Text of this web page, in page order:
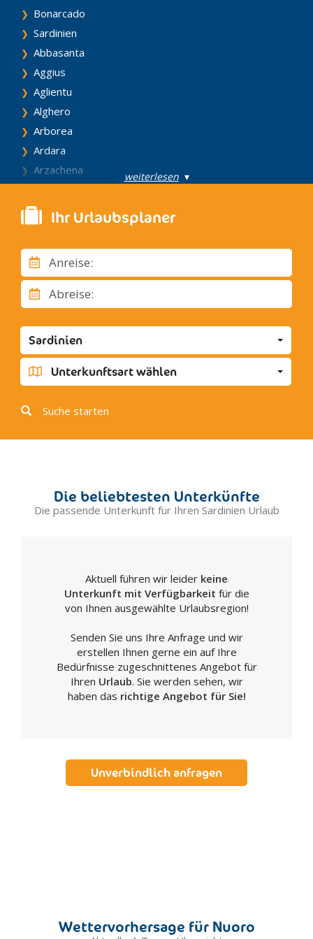
auch der berühmteste Likör Sardiniens: der Myrto, der auf
zwei verschiedene Arten hergestellt wird, was
Auswirkungen auf Farbe und Geschmack hat.
Bonarcado
Sardinien
Abbasanta
Aggius
Aglientu
Alghero
Arborea
Ardara
Arzachena
Barumini
Benetutti
Bonorva
Bosa
Budoni
Cagliari
Calasetta
Carbonia
Carloforte
Castelsardo
Codrongianos
Dolianova
Gavoi
Maddalena
Luogosanto
Macomer
Mamoiada
Palau
weiterlesen▾
Ihr Urlaubsplaner
Anreise:
Abreise:
Sardinien
Unterkunftsart wählen
Suche starten
Die beliebtesten Unterkünfte
Die passende Unterkunft für Ihren Sardinien Urlaub
Aktuell führen wir leider keine
Unterkunft mit Verfügbarkeit für die
von Ihnen ausgewählte Urlaubsregion!
Senden Sie uns Ihre Anfrage und wir
erstellen Ihnen gerne ein auf Ihre
Bedürfnisse zugeschnittenes Angebot für
Ihren Urlaub. Sie werden sehen, wir
haben das richtige Angebot für Sie!
Unverbindlich anfragen
Wettervorhersage für Nuoro